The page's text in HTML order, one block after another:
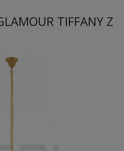
TIFFANY Z